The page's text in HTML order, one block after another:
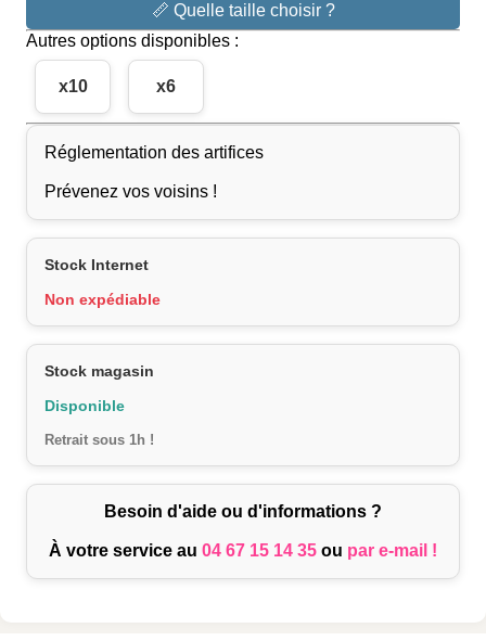
📏 Quelle taille choisir ?
Autres options disponibles :
x10 x6
Réglementation des artifices
Prévenez vos voisins !
Stock Internet
Non expédiable
Stock magasin
Disponible
Retrait sous 1h !
Besoin d'aide ou d'informations ?
À votre service au 04 67 15 14 35 ou par e-mail !